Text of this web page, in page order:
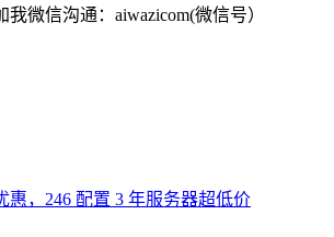
微信沟通：aiwazicom(微信号）
惠，246 配置 3 年服务器超低价